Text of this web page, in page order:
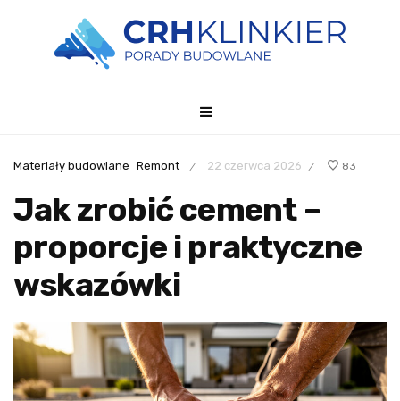
Materiały budowlane Remont / 22 czerwca 2026 / 83
Jak zrobić cement –
proporcje i praktyczne
wskazówki